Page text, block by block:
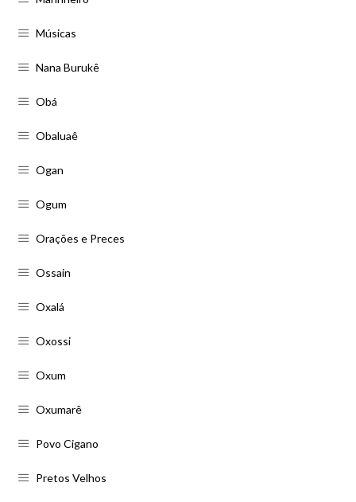
Músicas
Nana Burukê
Obá
Obaluaê
Ogan
Ogum
Orações e Preces
Ossain
Oxalá
Oxossi
Oxum
Oxumarê
Povo Cigano
Pretos Velhos